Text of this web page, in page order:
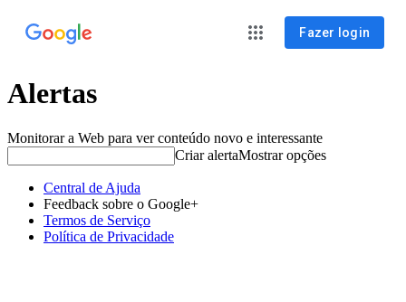
Fazer login
Alertas
Monitorar a Web para ver conteúdo novo e interessante
Criar alertaMostrar opções
Central de Ajuda
Feedback sobre o Google+
Termos de Serviço
Política de Privacidade